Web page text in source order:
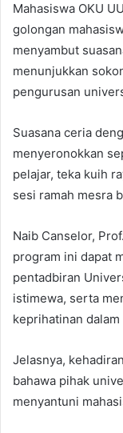
Mahasiswa OKU
golongan
menyambut
menunjukkan
pengurusan
Suasana ceria
menyeronokkan
pelajar, teka kuih
sesi ramah mesra
Naib Canselor,
program ini dapat
pentadbiran
istimewa, serta
keprihatinan
Jelasnya,
bahawa pihak
menyantuni